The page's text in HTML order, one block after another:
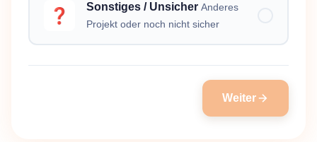
❓ Sonstiges / Unsicher Anderes
Projekt oder noch nicht sicher
Weiter